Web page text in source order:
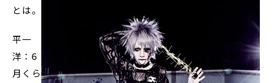
とは。
平一
洋：6
月くら